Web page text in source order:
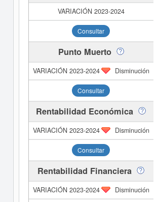
Consultar
Punto Muerto
Disminución
Consultar
Rentabilidad Económica
Disminución
Consultar
Rentabilidad Financiera
Disminución